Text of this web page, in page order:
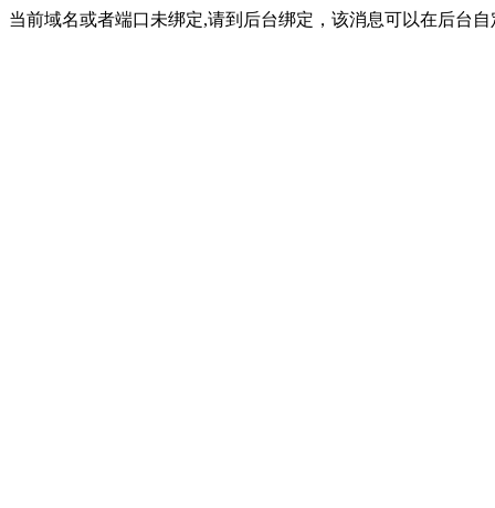
当前域名或者端口未绑定,请到后台绑定，该消息可以在后台自